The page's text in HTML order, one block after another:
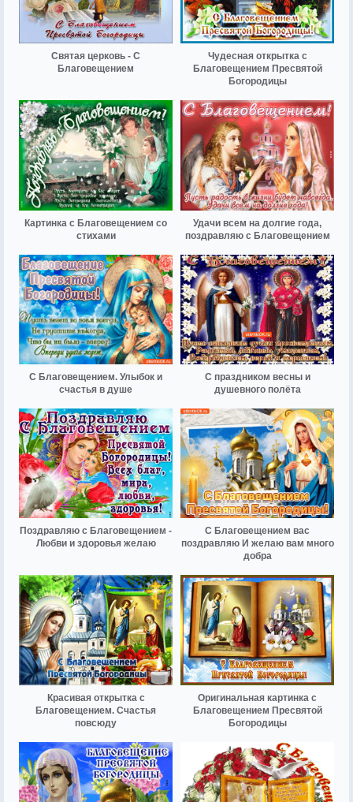
Святая церковь - С
Благовещением
Чудесная открытка с
Благовещением Пресвятой
Богородицы
Картинка с Благовещением со
стихами
Удачи всем на долгие года,
поздравляю с Благовещением
С Благовещением. Улыбок и
счастья в душе
С праздником весны и
душевного полёта
Поздравляю с Благовещением -
Любви и здоровья желаю
С Благовещением вас
поздравляю И желаю вам много
добра
Красивая открытка с
Благовещением. Счастья
повсюду
Оригинальная картинка с
Благовещением Пресвятой
Богородицы